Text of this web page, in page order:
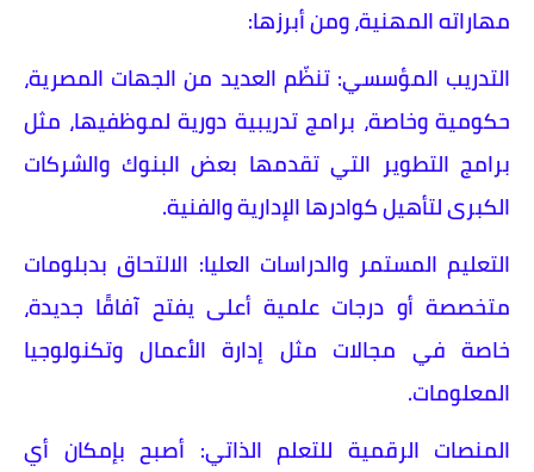
مهاراته المهنية، ومن أبرزها:
التدريب المؤسسي: تنظّم العديد من الجهات المصرية،
حكومية وخاصة، برامج تدريبية دورية لموظفيها، مثل
برامج التطوير التي تقدمها بعض البنوك والشركات
الكبرى لتأهيل كوادرها الإدارية والفنية.
التعليم المستمر والدراسات العليا: الالتحاق بدبلومات
متخصصة أو درجات علمية أعلى يفتح آفاقًا جديدة،
خاصة في مجالات مثل إدارة الأعمال وتكنولوجيا
المعلومات.
المنصات الرقمية للتعلم الذاتي: أصبح بإمكان أي